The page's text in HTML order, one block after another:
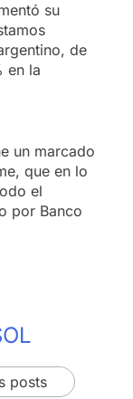
su
de
en la
un marcado
que en lo
el
por Banco
posts